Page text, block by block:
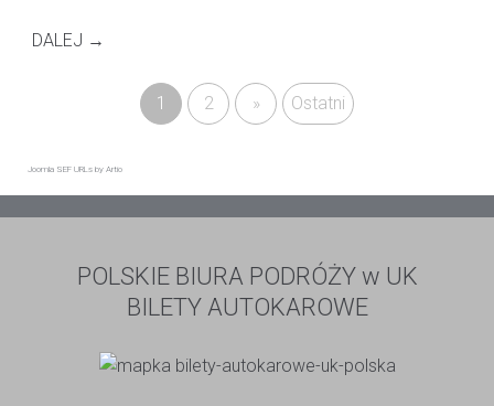
DALEJ →
1 2 » Ostatni
Joomla SEF URLs by Artio
POLSKIE BIURA PODRÓŻY w UK
BILETY AUTOKAROWE